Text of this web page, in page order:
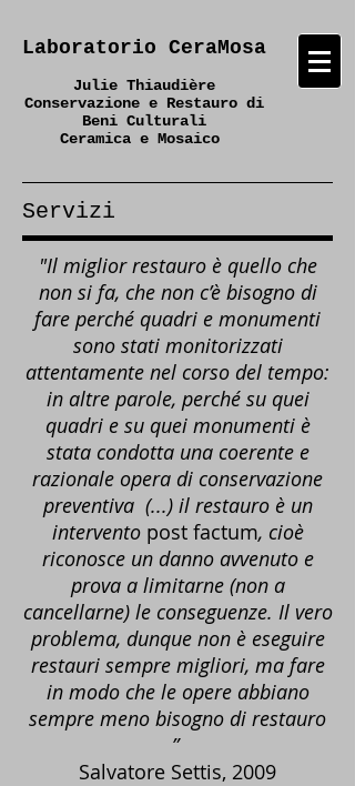
Laboratorio CeraMosa
Julie Thiaudière
Conservazione e Restauro di
Beni Culturali
Ceramica e Mosaico
Servizi
"Il miglior restauro è quello che
non si fa, che non c’è bisogno di
fare perché quadri e monumenti
sono stati monitorizzati
attentamente nel corso del tempo:
in altre parole, perché su quei
quadri e su quei monumenti è
stata condotta una coerente e
razionale opera di conservazione
preventiva (...) il restauro è un
intervento post factum, cioè
riconosce un danno avvenuto e
prova a limitarne (non a
cancellarne) le conseguenze. Il vero
problema, dunque non è eseguire
restauri sempre migliori, ma fare
in modo che le opere abbiano
sempre meno bisogno di restauro
”
Salvatore Settis, 2009